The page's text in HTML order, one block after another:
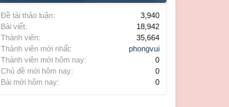
Đề tài thảo luận:
3,940
Bài viết:
18,942
Thành viên:
35,664
Thành viên mới nhất:
phongvui
Thành viên mới hôm nay:
0
Chủ đề mới hôm nay:
0
Bài mới hôm nay:
0